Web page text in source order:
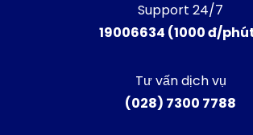
Support 24/7
19006634 (1000 đ/
Tư vấn dịch vụ
(028) 7300 7788